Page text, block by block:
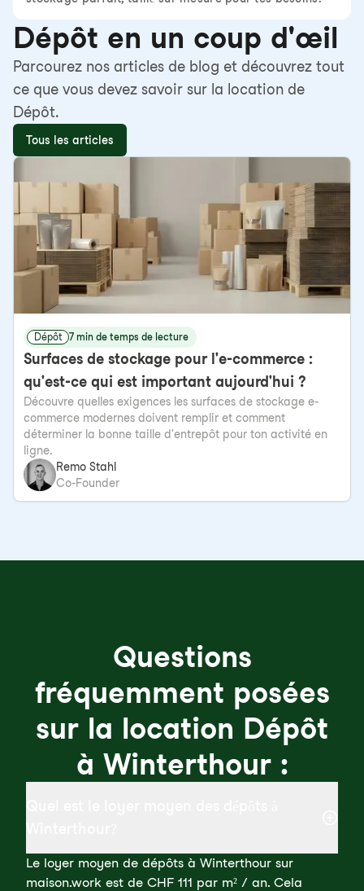
Dépôt en un coup d'œil
Parcourez nos articles de blog et découvrez tout
ce que vous devez savoir sur la location de
Dépôt.
Tous les articles
Dépôt 7 min de temps de lecture
Surfaces de stockage pour l'e-commerce :
qu'est-ce qui est important aujourd'hui ?
Découvre quelles exigences les surfaces de stockage e-
commerce modernes doivent remplir et comment
déterminer la bonne taille d'entrepôt pour ton activité en
ligne.
Remo Stahl
Co-Founder
Questions
fréquemment posées
sur la location Dépôt
à Winterthour :
Le loyer moyen de dépôts à Winterthour sur
maison.work est de CHF 111 par m² / an. Cela